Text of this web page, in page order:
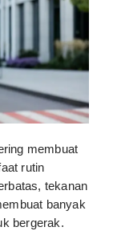
membuat
rutin
tekanan
banyak
bergerak.